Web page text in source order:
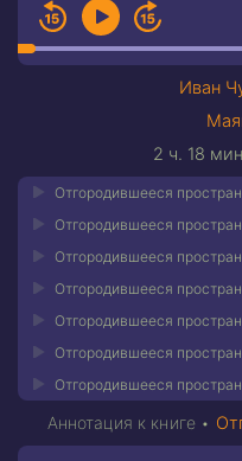
Иван
2 ч. 18
Отгородившееся
Отгородившееся
Отгородившееся
Отгородившееся
Отгородившееся
Отгородившееся
Отгородившееся
Аннотация к книге •